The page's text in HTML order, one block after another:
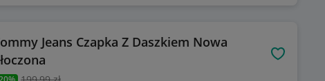
Jeans Czapka Z Daszkiem Nowa
Obserwuj